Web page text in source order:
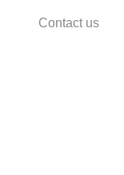
Contact us